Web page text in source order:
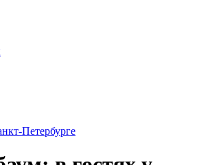
Петербурге